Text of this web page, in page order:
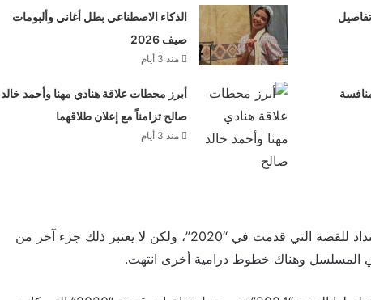
الذكاء الاصطناعي بطل أغاني وألبومات
صيف 2026
منذ 3 أيام
أبرز محطات علاقة هنادي مهنا وأحمد خالد
صالح تزامناً مع إعلان طلاقهما
منذ 3 أيام
وقالت إن الجمهور سيشاهد الشخصية في امتداد للقصة التي قدمت في “2020”، ولكن لا يعتبر ذلك جزء آخر من
المسلسل وهناك خطوط درامية أخرى انتهت.